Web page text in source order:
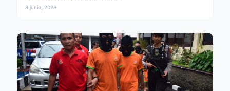
8 junio, 2026